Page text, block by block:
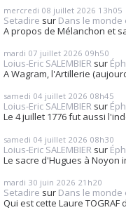
mercredi 08 juillet 2026 13h05
Setadire sur Dans le monde
A propos de Mélanchon et
mardi 07 juillet 2026 09h50
Loius-Eric SALEMBIER sur
A Wagram, l'Artillerie
samedi 04 juillet 2026 08h45
Loius-Eric SALEMBIER sur
Le 4 juillet 1776 fut aussi
samedi 04 juillet 2026 08h30
Loius-Eric SALEMBIER sur
Le sacre d'Hugues à Noyon
mardi 30 juin 2026 21h20
Setadire sur Dans le monde
Qui est cette Laure